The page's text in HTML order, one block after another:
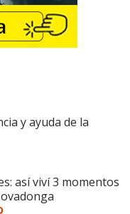
y ayuda de la
así viví 3 momentos